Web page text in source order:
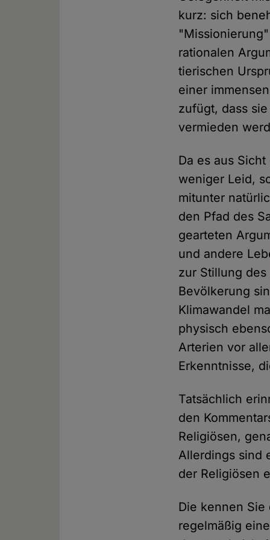
kurz: sich
rationalen
tierischen
einer
zufügt, dass
vermieden
Da es aus
weniger Leid,
mitunter
den Pfad des
gearteten
und andere
zur Stillung
Bevölkerung
Klimawandel
physisch
Arterien vor
Erkenntnisse,
Tatsächlich
den
Religiösen,
Allerdings sind
der Religiösen
Die kennen
regelmäßig